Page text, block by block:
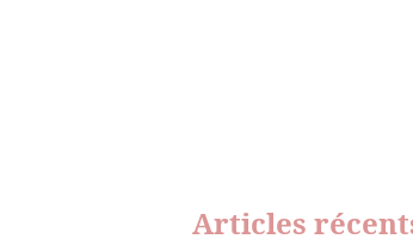
Articles